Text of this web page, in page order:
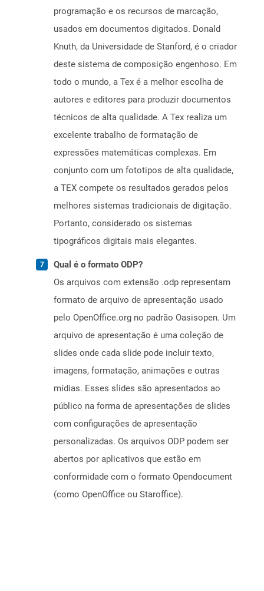
programação e os recursos de marcação,
usados ​​em documentos digitados. Donald
Knuth, da Universidade de Stanford, é o criador
deste sistema de composição engenhoso. Em
todo o mundo, a Tex é a melhor escolha de
autores e editores para produzir documentos
técnicos de alta qualidade. A Tex realiza um
excelente trabalho de formatação de
expressões matemáticas complexas. Em
conjunto com um fototipos de alta qualidade,
a TEX compete os resultados gerados pelos
melhores sistemas tradicionais de digitação.
Portanto, considerado os sistemas
tipográficos digitais mais elegantes.
Qual é o formato ODP?
Os arquivos com extensão .odp representam
formato de arquivo de apresentação usado
pelo OpenOffice.org no padrão Oasisopen. Um
arquivo de apresentação é uma coleção de
slides onde cada slide pode incluir texto,
imagens, formatação, animações e outras
mídias. Esses slides são apresentados ao
público na forma de apresentações de slides
com configurações de apresentação
personalizadas. Os arquivos ODP podem ser
abertos por aplicativos que estão em
conformidade com o formato Opendocument
(como OpenOffice ou Staroffice).